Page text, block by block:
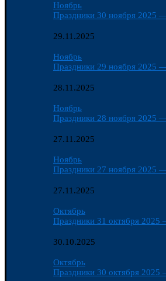
Ноябрь
Праздники 30 ноября 2025
29.11.2025
Ноябрь
Праздники 29 ноября 2025
28.11.2025
Ноябрь
Праздники 28 ноября 2025
27.11.2025
Ноябрь
Праздники 27 ноября 2025
27.11.2025
Октябрь
Праздники 31 октября 2025
30.10.2025
Октябрь
Праздники 30 октября 2025